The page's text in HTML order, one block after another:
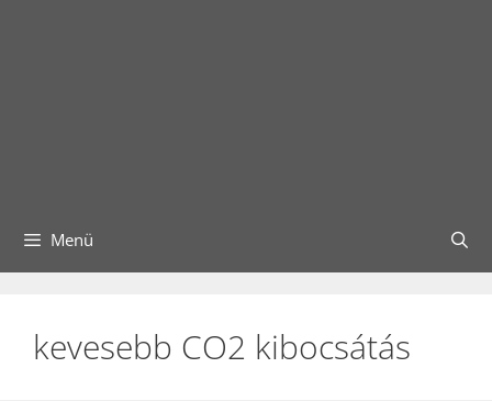
Menü
kevesebb CO2 kibocsátás